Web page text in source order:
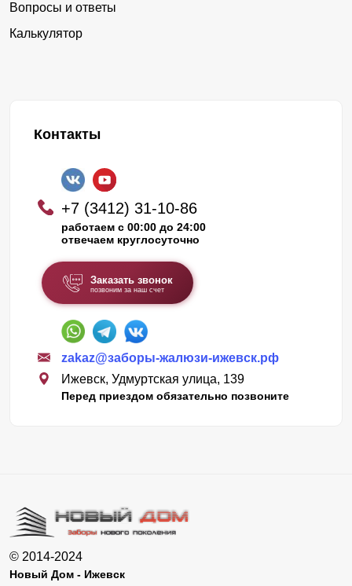
Вопросы и ответы
Калькулятор
Контакты
+7 (3412) 31-10-86
работаем с 00:00 до 24:00
отвечаем круглосуточно
Заказать звонок
позвоним за наш счет
zakaz@заборы-жалюзи-ижевск.рф
Ижевск, Удмуртская улица, 139
Перед приездом обязательно позвоните
© 2014-2024
Новый Дом - Ижевск